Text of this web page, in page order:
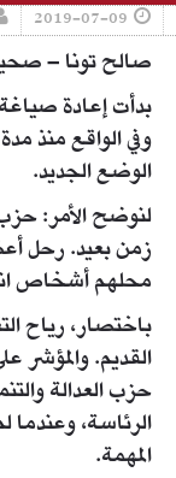
2019-07-09
صالح تونا –
بدأت إعادة
وفي الواقع منذ
الوضع الجديد.
لنوضح الأمر:
زمن بعيد. رحل
محلهم أشخاص
باختصار، رياح
القديم. والمؤشر
حزب العدالة
الرئاسة،
المهمة.